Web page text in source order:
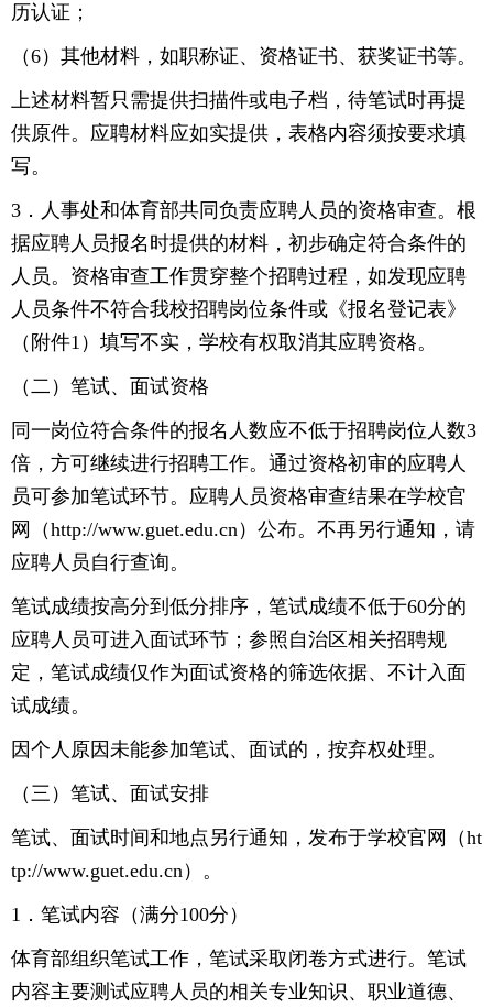
历认证；
（6）其他材料，如职称证、资格证书、获奖证书等。
上述材料暂只需提供扫描件或电子档，待笔试时再提
供原件。应聘材料应如实提供，表格内容须按要求填
写。
3．人事处和体育部共同负责应聘人员的资格审查。根
据应聘人员报名时提供的材料，初步确定符合条件的
人员。资格审查工作贯穿整个招聘过程，如发现应聘
人员条件不符合我校招聘岗位条件或《报名登记表》
（附件1）填写不实，学校有权取消其应聘资格。
（二）笔试、面试资格
同一岗位符合条件的报名人数应不低于招聘岗位人数3
倍，方可继续进行招聘工作。通过资格初审的应聘人
员可参加笔试环节。应聘人员资格审查结果在学校官
网（http://www.guet.edu.cn）公布。不再另行通知，请
应聘人员自行查询。
笔试成绩按高分到低分排序，笔试成绩不低于60分的
应聘人员可进入面试环节；参照自治区相关招聘规
定，笔试成绩仅作为面试资格的筛选依据、不计入面
试成绩。
因个人原因未能参加笔试、面试的，按弃权处理。
（三）笔试、面试安排
笔试、面试时间和地点另行通知，发布于学校官网（ht
tp://www.guet.edu.cn）。
1．笔试内容（满分100分）
体育部组织笔试工作，笔试采取闭卷方式进行。笔试
内容主要测试应聘人员的相关专业知识、职业道德、